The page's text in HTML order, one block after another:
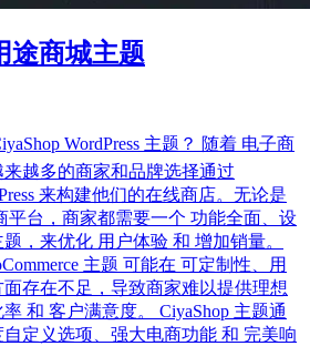
途商城主题
WordPress 主题？ 随着 电子商
越多的商家和品牌选择通过
来构建他们的在线商店。无论是
平台，商家都需要一个 功能全面、设
，来优化 用户体验 和 增加销量。
主题 可能在 可定制性、用
存在不足，导致商家难以提供理想
和 客户满意度。 CiyaShop 主题通
定义选项、强大电商功能 和 完美响